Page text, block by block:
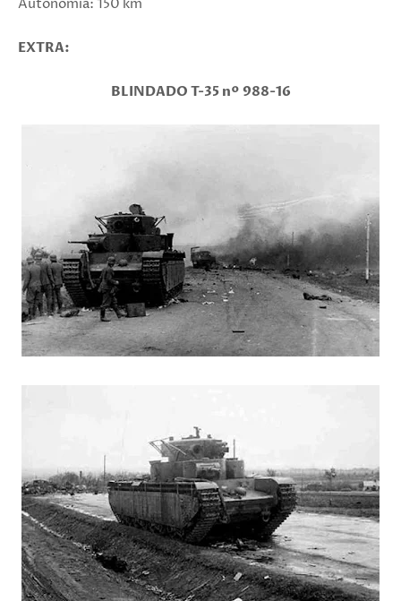
Autonomía: 150 km
EXTRA:
BLINDADO T-35 nº 988-16